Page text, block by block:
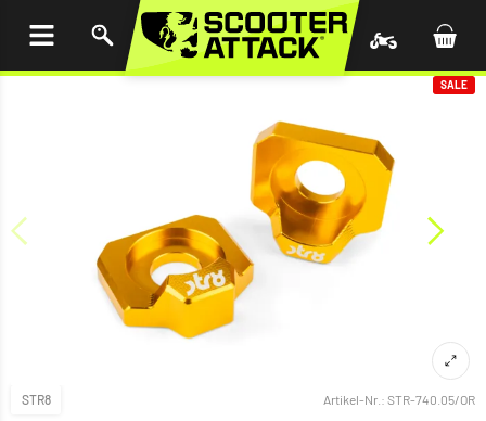
SALE
STR8 Artikel-Nr.: STR-740.05/OR